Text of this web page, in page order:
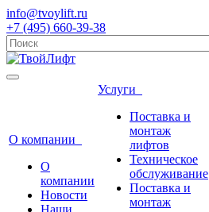
info@tvoylift.ru
+7 (495) 660-39-38
О компании
О
компании
Новости
Наши
Услуги
Поставка и
монтаж
лифтов
Техническое
обслуживание
Поставка и
монтаж